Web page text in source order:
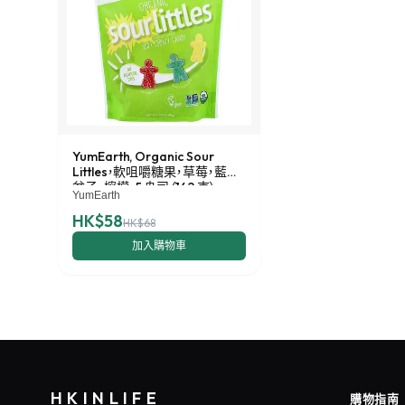
YumEarth, Organic Sour
Littles，軟咀嚼糖果，草莓，藍覆
盆子，檸檬，5 盎司（142 克）
YumEarth
HK$58HK$68
加入購物車
HKINLIFE 購物指南